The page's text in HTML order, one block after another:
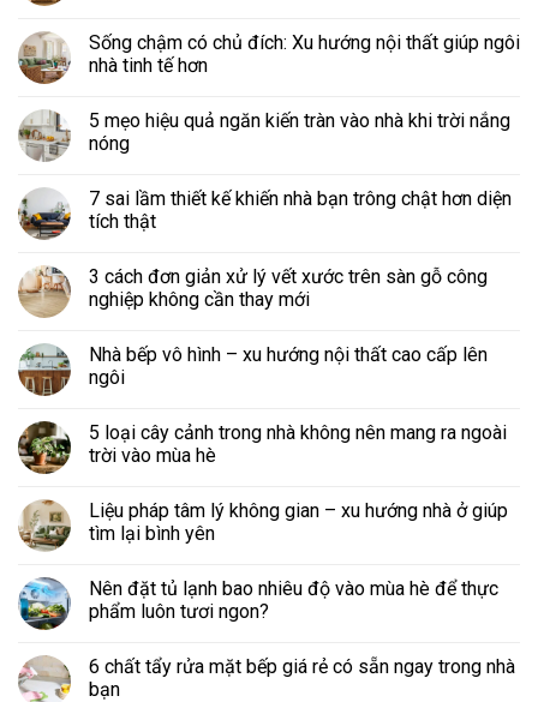
Sống chậm có chủ đích: Xu hướng nội thất giúp ngôi
nhà tinh tế hơn
5 mẹo hiệu quả ngăn kiến tràn vào nhà khi trời nắng
nóng
7 sai lầm thiết kế khiến nhà bạn trông chật hơn diện
tích thật
3 cách đơn giản xử lý vết xước trên sàn gỗ công
nghiệp không cần thay mới
Nhà bếp vô hình – xu hướng nội thất cao cấp lên
ngôi
5 loại cây cảnh trong nhà không nên mang ra ngoài
trời vào mùa hè
Liệu pháp tâm lý không gian – xu hướng nhà ở giúp
tìm lại bình yên
Nên đặt tủ lạnh bao nhiêu độ vào mùa hè để thực
phẩm luôn tươi ngon?
6 chất tẩy rửa mặt bếp giá rẻ có sẵn ngay trong nhà
bạn